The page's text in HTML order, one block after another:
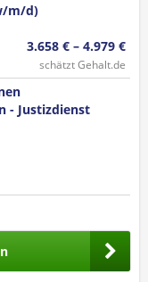
m/d)
3.658 € – 4.979 €
schätzt Gehalt.de
- Justizdienst